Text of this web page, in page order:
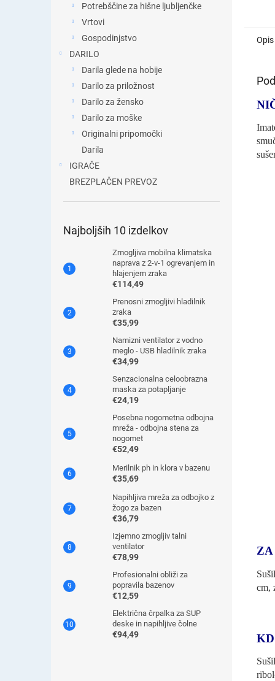
Potrebščine za hišne ljubljenčke
Vrtovi
Gospodinjstvo
DARILO
Darila glede na hobije
Darilo za priložnost
Darilo za žensko
Darilo za moške
Originalni pripomočki
Darila
IGRAČE
BREZPLAČEN PREVOZ
Najboljših 10 izdelkov
Zmogljiva mobilna klimatska
naprava z 2-v-1 ogrevanjem in
hlajenjem zraka
€114,49
Prenosni zmogljivi hladilnik
zraka
€35,99
Namizni ventilator z vodno
meglo - USB hladilnik zraka
€34,99
Senzacionalna celoobrazna
maska ​​za potapljanje
€24,19
Posebna nogometna odbojna
mreža - odbojna stena za
nogomet
€52,49
Merilnik ph in klora v bazenu
€35,69
Napihljiva mreža za odbojko z
žogo za bazen
€36,79
Izjemno zmogljiv talni
ventilator
€78,99
Profesionalni obliži za
popravila bazenov
€12,59
Električna črpalka za SUP
deske in napihljive čolne
€94,49
Opis
cm,